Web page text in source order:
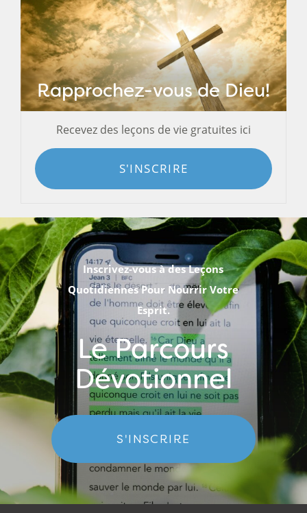
Rapprochez-vous de Dieu!
Recevez des leçons de vie gratuites ici
S'INSCRIRE
Inscrivez-vous à des Leçons
Quotidiennes Pour Nourrir Votre
Esprit.
Le Parcours
Dévotionnel
S'INSCRIRE